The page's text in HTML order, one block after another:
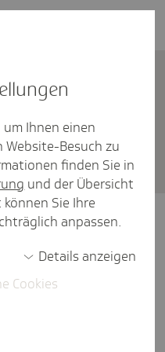
Kontakt
eines
um Ihnen einen
Besuch zu
finden Sie in
und der Übersicht
können Sie Ihre
anpassen.
Details anzeigen
Cookies